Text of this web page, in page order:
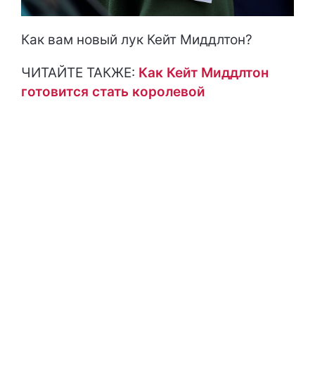
Как вам новый лук Кейт Миддлтон?
ЧИТАЙТЕ ТАКЖЕ: Как Кейт Миддлтон
готовится стать королевой